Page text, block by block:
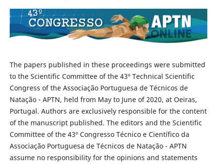
The papers published in these proceedings were submitted
to the Scientific Committee of the 43º Technical Scientific
Congress of the Associação Portuguesa de Técnicos de
Natação - APTN, held from May to June of 2020, at Oeiras,
Portugal. Authors are exclusively responsible for the content
of the manuscript published. The editors and the Scientific
Committee of the 43º Congresso Técnico e Científico da
Associação Portuguesa de Técnicos de Natação - APTN
assume no responsibility for the opinions and statements